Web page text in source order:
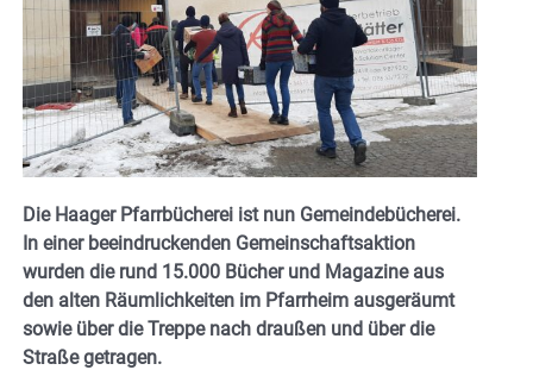
Die Haager Pfarrbücherei ist nun Gemeindebücherei.
In einer beeindruckenden Gemeinschaftsaktion
wurden die rund 15.000 Bücher und Magazine aus
den alten Räumlichkeiten im Pfarrheim ausgeräumt
sowie über die Treppe nach draußen und über die
Straße getragen.